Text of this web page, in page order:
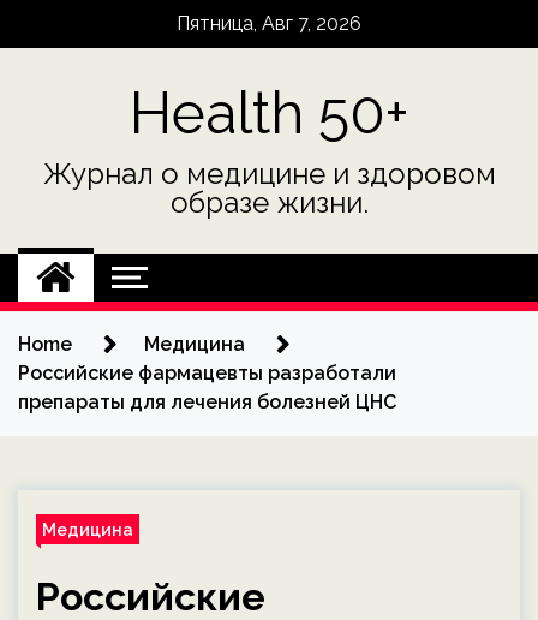
Пятница, Авг 7, 2026
Health 50+
Журнал о медицине и здоровом
образе жизни.
Home
Медицина
Российские фармацевты разработали
препараты для лечения болезней ЦНС
Медицина
Российские